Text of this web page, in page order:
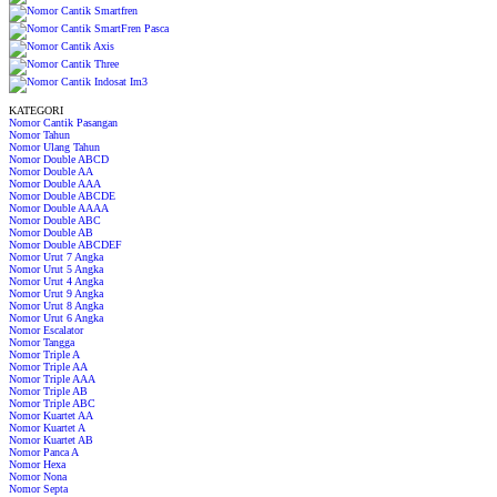
KATEGORI
Nomor Cantik Pasangan
Nomor Tahun
Nomor Ulang Tahun
Nomor Double ABCD
Nomor Double AA
Nomor Double AAA
Nomor Double ABCDE
Nomor Double AAAA
Nomor Double ABC
Nomor Double AB
Nomor Double ABCDEF
Nomor Urut 7 Angka
Nomor Urut 5 Angka
Nomor Urut 4 Angka
Nomor Urut 9 Angka
Nomor Urut 8 Angka
Nomor Urut 6 Angka
Nomor Escalator
Nomor Tangga
Nomor Triple A
Nomor Triple AA
Nomor Triple AAA
Nomor Triple AB
Nomor Triple ABC
Nomor Kuartet AA
Nomor Kuartet A
Nomor Kuartet AB
Nomor Panca A
Nomor Hexa
Nomor Nona
Nomor Septa